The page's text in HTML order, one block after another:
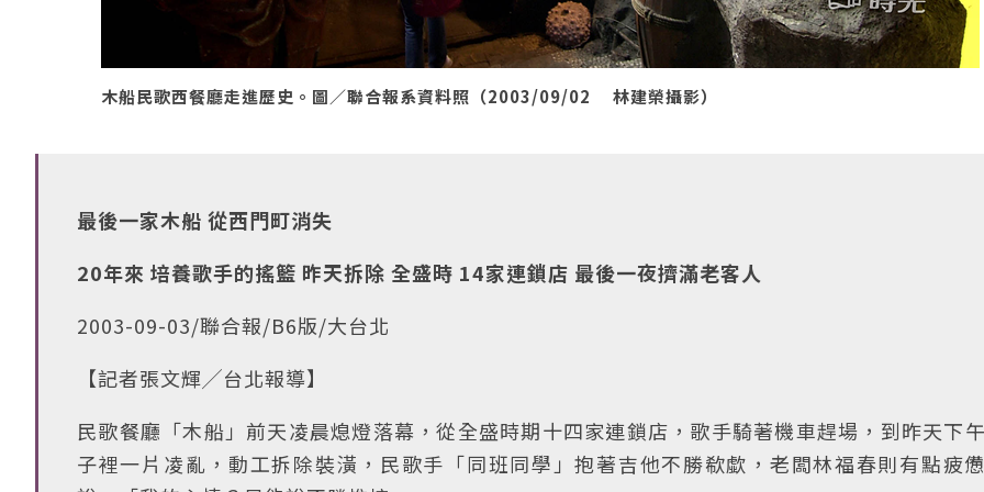
木船民歌西餐廳走進歷史。圖／聯合報系資料照（2003/09/02 林建榮攝影）
最後一家木船 從西門町消失
20年來 培養歌手的搖籃 昨天拆除 全盛時 14家連鎖店 最後一夜擠滿老客人
2003-09-03/聯合報/B6版/大台北
【記者張文輝╱台北報導】
民歌餐廳「木船」前天凌晨熄燈落幕，從全盛時期十四家連鎖店，歌手騎著機車趕場，到昨天下
子裡一片凌亂，動工拆除裝潢，民歌手「同班同學」抱著吉他不勝欷歔，老闆林福春則有點疲